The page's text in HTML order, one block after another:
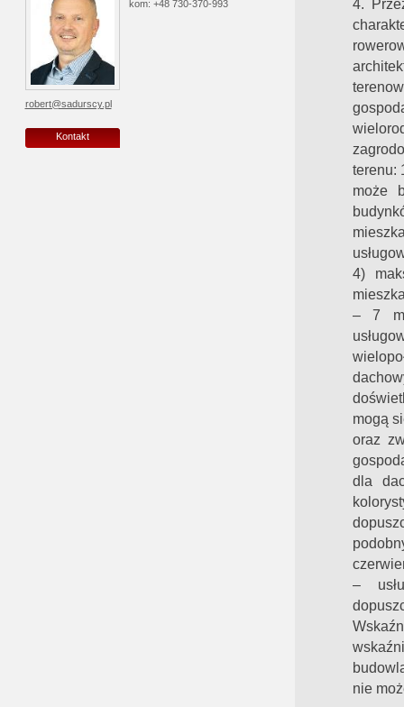
kom: +48 730-370-993
robert@sadurscy.pl
Kontakt
4.
terenu:
może
4)
– 7
mogą
oraz
dla
–
nie